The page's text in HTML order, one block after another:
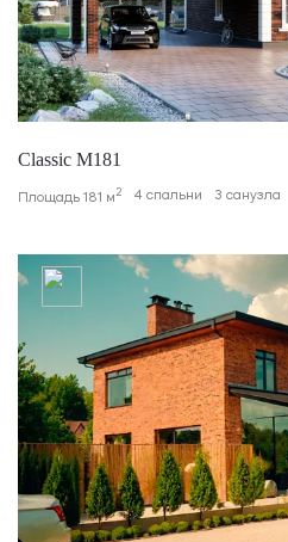
Classic M181
Площадь 181 м2 4 спальни 3 санузла